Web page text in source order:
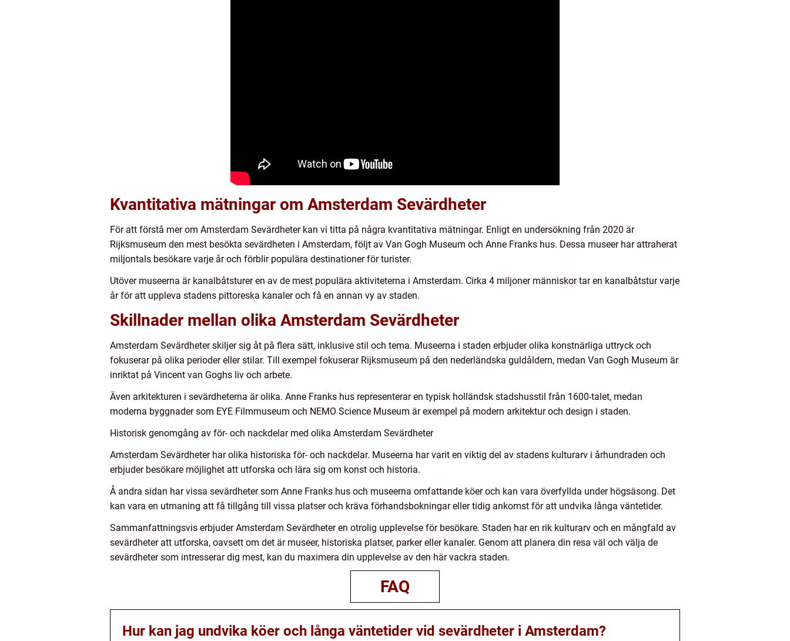
Kvantitativa mätningar om Amsterdam Sevärdheter
För att förstå mer om Amsterdam Sevärdheter kan vi titta på några kvantitativa mätningar. Enligt en undersökning från 2020 är
Rijksmuseum den mest besökta sevärdheten i Amsterdam, följt av Van Gogh Museum och Anne Franks hus. Dessa museer har attraherat
miljontals besökare varje år och förblir populära destinationer för turister.
Utöver museerna är kanalbåtsturer en av de mest populära aktiviteterna i Amsterdam. Cirka 4 miljoner människor tar en kanalbåtstur varje
år för att uppleva stadens pittoreska kanaler och få en annan vy av staden.
Skillnader mellan olika Amsterdam Sevärdheter
Amsterdam Sevärdheter skiljer sig åt på flera sätt, inklusive stil och tema. Museerna i staden erbjuder olika konstnärliga uttryck och
fokuserar på olika perioder eller stilar. Till exempel fokuserar Rijksmuseum på den nederländska guldåldern, medan Van Gogh Museum är
inriktat på Vincent van Goghs liv och arbete.
Även arkitekturen i sevärdheterna är olika. Anne Franks hus representerar en typisk holländsk stadshusstil från 1600-talet, medan
moderna byggnader som EYE Filmmuseum och NEMO Science Museum är exempel på modern arkitektur och design i staden.
Historisk genomgång av för- och nackdelar med olika Amsterdam Sevärdheter
Amsterdam Sevärdheter har olika historiska för- och nackdelar. Museerna har varit en viktig del av stadens kulturarv i århundraden och
erbjuder besökare möjlighet att utforska och lära sig om konst och historia.
Å andra sidan har vissa sevärdheter som Anne Franks hus och museerna omfattande köer och kan vara överfyllda under högsäsong. Det
kan vara en utmaning att få tillgång till vissa platser och kräva förhandsbokningar eller tidig ankomst för att undvika långa väntetider.
Sammanfattningsvis erbjuder Amsterdam Sevärdheter en otrolig upplevelse för besökare. Staden har en rik kulturarv och en mångfald av
sevärdheter att utforska, oavsett om det är museer, historiska platser, parker eller kanaler. Genom att planera din resa väl och välja de
sevärdheter som intresserar dig mest, kan du maximera din upplevelse av den här vackra staden.
FAQ
Hur kan jag undvika köer och långa väntetider vid sevärdheter i Amsterdam?